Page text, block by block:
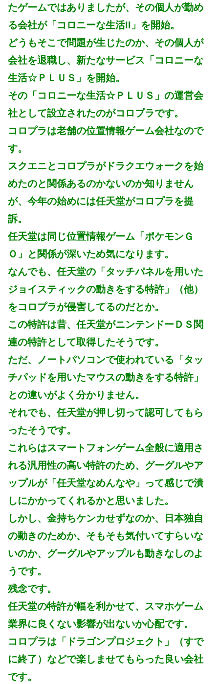
たゲームではありましたが、その個人が勤め
る会社が「コロニーな生活II」を開始。
どうもそこで問題が生じたのか、その個人が
会社を退職し、新たなサービス「コロニーな
生活☆ＰＬＵＳ」を開始。
その「コロニーな生活☆ＰＬＵＳ」の運営会
社として設立されたのがコロプラです。
コロプラは老舗の位置情報ゲーム会社なので
す。
スクエニとコロプラがドラクエウォークを始
めたのと関係あるのかないのか知りません
が、今年の始めには任天堂がコロプラを提
訴。
任天堂は同じ位置情報ゲーム「ポケモンＧ
Ｏ」と関係が深いため気になります。
なんでも、任天堂の「タッチパネルを用いた
ジョイスティックの動きをする特許」（他）
をコロプラが侵害してるのだとか。
この特許は昔、任天堂がニンテンドーＤＳ関
連の特許として取得したそうです。
ただ、ノートパソコンで使われている「タッ
チパッドを用いたマウスの動きをする特許」
との違いがよく分かりません。
それでも、任天堂が押し切って認可してもら
ったそうです。
これらはスマートフォンゲーム全般に適用さ
れる汎用性の高い特許のため、グーグルやア
ップルが「任天堂なめんなや」って感じで潰
しにかかってくれるかと思いました。
しかし、金持ちケンカせずなのか、日本独自
の動きのためか、そもそも気付いてすらいな
いのか、グーグルやアップルも動きなしのよ
うです。
残念です。
任天堂の特許が幅を利かせて、スマホゲーム
業界に良くない影響が出ないか心配です。
コロプラは「ドラゴンプロジェクト」（すで
に終了）などで楽しませてもらった良い会社
です。